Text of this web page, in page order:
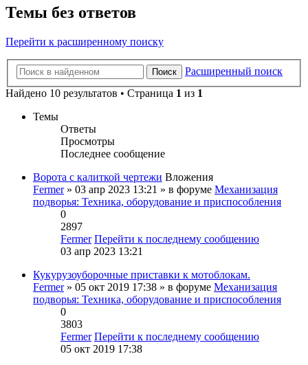
Темы без ответов
Перейти к расширенному поиску
Поиск
Расширенный поиск
Найдено 10 результатов • Страница 1 из 1
Темы
Ответы
Просмотры
Последнее сообщение
Ворота с калиткой чертежи Вложения
Fermer» 03 апр 2023 13:21 » в форуме Механизация
подворья: Техника, оборудование и приспособления
0
2897
Fermer Перейти к последнему сообщению
03 апр 2023 13:21
Кукурузоуборочные приставки к мотоблокам.
Fermer» 05 окт 2019 17:38 » в форуме Механизация
подворья: Техника, оборудование и приспособления
0
3803
Fermer Перейти к последнему сообщению
05 окт 2019 17:38